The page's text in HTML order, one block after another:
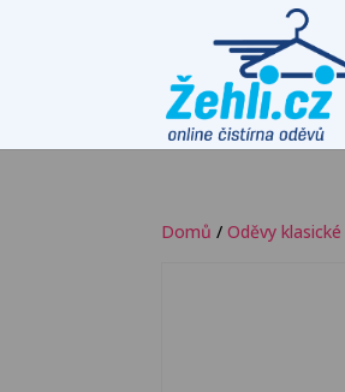
Domů /Oděvy klasické